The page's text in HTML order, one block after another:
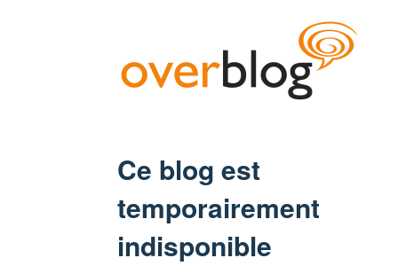
Ce blog est
temporairement
indisponible